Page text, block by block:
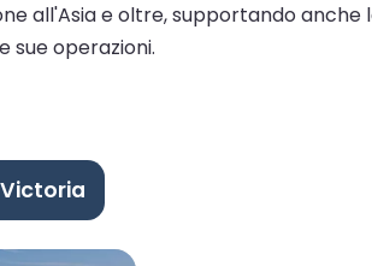
all'Asia e oltre, supportando anche
sue operazioni.